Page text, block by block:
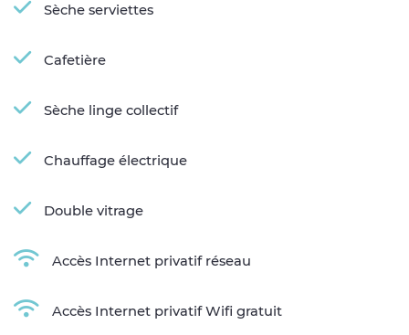
Sèche serviettes
Cafetière
Sèche linge collectif
Chauffage électrique
Double vitrage
Accès Internet privatif réseau
Accès Internet privatif Wifi gratuit